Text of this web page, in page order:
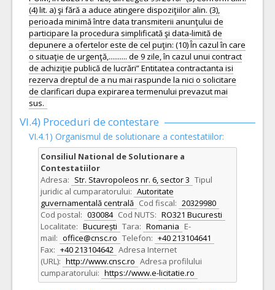
(4) lit. a) şi fără a aduce atingere dispoziţiilor alin. (3),
perioada minimă între data transmiterii anunţului de
participare la procedura simplificată şi data-limită de
depunere a ofertelor este de cel puţin: (10) În cazul în care
o situaţie de urgenţă,.......... de 9 zile, în cazul unui contract
de achiziţie publică de lucrări” Entitatea contractanta isi
rezerva dreptul de a nu mai raspunde la nici o solicitare
de clarificari dupa expirarea termenului prevazut mai
sus.
VI.4) Proceduri de contestare
VI.4.1) Organismul de solutionare a contestatiilor:
Consiliul National de Solutionare a
Contestatiilor
Adresa: Str. Stavropoleos nr. 6, sector 3 Tipul
juridic al cumparatorului: Autoritate
guvernamentală centrală Cod fiscal: 20329980
Cod postal: 030084 Cod NUTS: RO321 Bucuresti
Localitate: București Tara: Romania E-
mail: office@cnsc.ro Telefon: +40 213104641
Fax: +40 213104642 Adresa Internet
(URL): http://www.cnsc.ro Adresa profilului
cumparatorului: https://www.e-licitatie.ro